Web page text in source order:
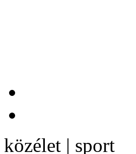
közélet | sport